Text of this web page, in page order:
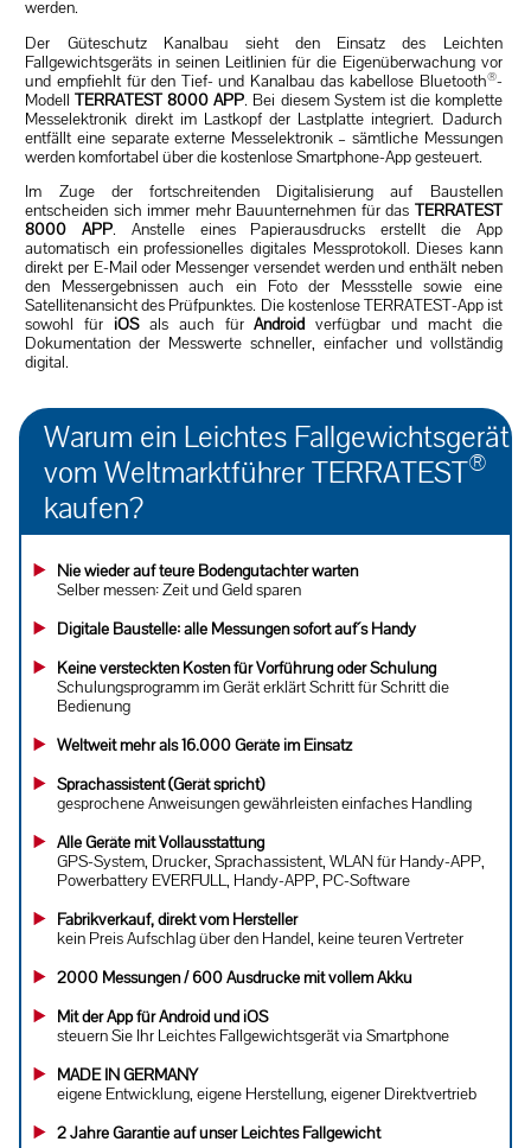
werden.
Der Güteschutz Kanalbau sieht den Einsatz des Leichten
Fallgewichtsgeräts in seinen Leitlinien für die Eigenüberwachung vor
und empfiehlt für den Tief- und Kanalbau das kabellose Bluetooth®-
ModellTERRATEST 8000 APP. Bei diesem System ist die komplette
Messelektronik direkt im Lastkopf der Lastplatte integriert. Dadurch
entfällt eine separate externe Messelektronik – sämtliche Messungen
werden komfortabel über die kostenlose Smartphone-App gesteuert.
Im Zuge der fortschreitenden Digitalisierung auf Baustellen
entscheiden sich immer mehr Bauunternehmen für das TERRATEST
8000 APP. Anstelle eines Papierausdrucks erstellt die App
automatisch ein professionelles digitales Messprotokoll. Dieses kann
direkt per E-Mail oder Messenger versendet werden und enthält neben
den Messergebnissen auch ein Foto der Messstelle sowie eine
Satellitenansicht des Prüfpunktes. Die kostenlose TERRATEST-App ist
sowohl für iOSals auch fürAndroid verfügbar und macht die
Dokumentation der Messwerte schneller, einfacher und vollständig
digital.
Warum ein Leichtes Fallgewichtsgerät
vom Weltmarktführer TERRATEST®
kaufen?
Nie wieder auf teure Bodengutachter warten
Selber messen: Zeit und Geld sparen
Digitale Baustelle: alle Messungen sofort auf´s Handy
Keine versteckten Kosten für Vorführung oder Schulung
Schulungsprogramm im Gerät erklärt Schritt für Schritt die
Bedienung
Weltweit mehr als 16.000 Geräte im Einsatz
Sprachassistent (Gerät spricht)
gesprochene Anweisungen gewährleisten einfaches Handling
Alle Geräte mit Vollausstattung
GPS-System, Drucker, Sprachassistent, WLAN für Handy-APP,
Powerbattery EVERFULL, Handy-APP, PC-Software
Fabrikverkauf, direkt vom Hersteller
kein Preis Aufschlag über den Handel, keine teuren Vertreter
2000 Messungen / 600 Ausdrucke mit vollem Akku
Mit der App für Android und iOS
steuern Sie Ihr Leichtes Fallgewichtsgerät via Smartphone
MADE IN GERMANY
eigene Entwicklung, eigene Herstellung, eigener Direktvertrieb
2 Jahre Garantie auf unser Leichtes Fallgewicht